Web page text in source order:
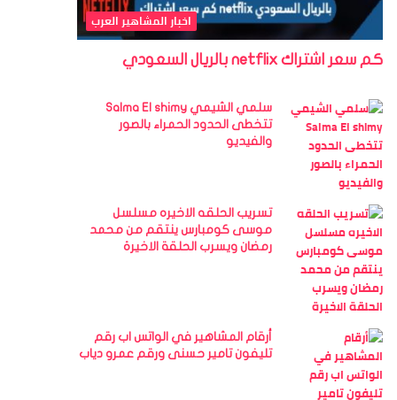
اخبار المشاهير العرب
كم سعر اشتراك netflix بالريال السعودي
سلمي الشيمي Salma El shimy
تتخطى الحدود الحمراء بالصور
والفيديو
تسريب الحلقه الاخيره مسلسل
موسى كومبارس ينتقم من محمد
رمضان ويسرب الحلقة الاخيرة
أرقام المشاهير في الواتس اب رقم
تليفون تامير حسنى ورقم عمرو دياب